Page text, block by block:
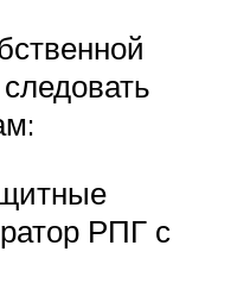
РПГ с